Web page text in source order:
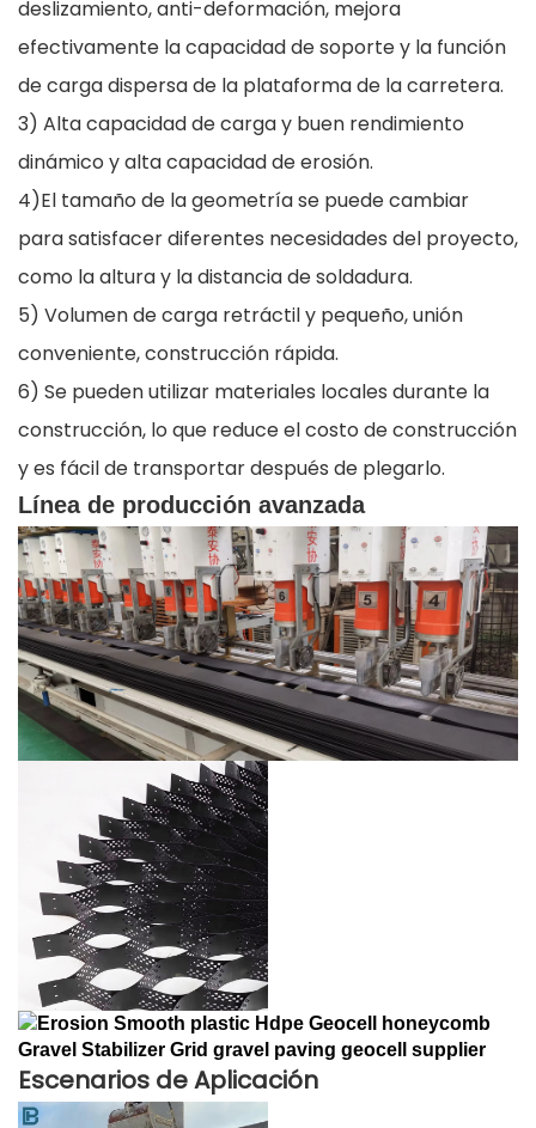
deslizamiento, anti-deformación, mejora
efectivamente la capacidad de soporte y la función
de carga dispersa de la plataforma de la carretera.
3) Alta capacidad de carga y buen rendimiento
dinámico y alta capacidad de erosión.
4)El tamaño de la geometría se puede cambiar
para satisfacer diferentes necesidades del proyecto,
como la altura y la distancia de soldadura.
5) Volumen de carga retráctil y pequeño, unión
conveniente, construcción rápida.
6) Se pueden utilizar materiales locales durante la
construcción, lo que reduce el costo de construcción
y es fácil de transportar después de plegarlo.
Línea de producción avanzada
Escenarios de Aplicación